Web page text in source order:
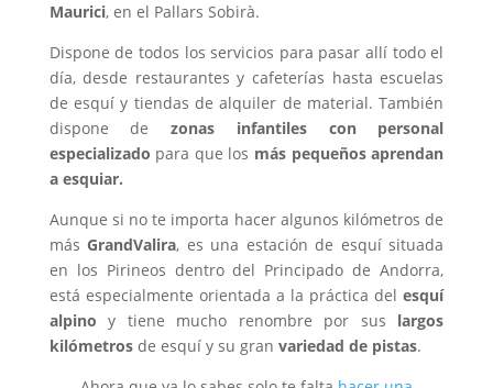
Maurici, en el Pallars Sobirà.
Dispone de todos los servicios para pasar allí todo el
día, desde restaurantes y cafeterías hasta escuelas
de esquí y tiendas de alquiler de material. También
dispone dezonas infantiles con personal
especializado para que los más pequeños aprendan
a esquiar.
Aunque si no te importa hacer algunos kilómetros de
másGrandValira, es una estación de esquí situada
en los Pirineos dentro del Principado de Andorra,
está especialmente orientada a la práctica delesquí
alpino y tiene mucho renombre por sus largos
kilómetrosde esquí y su gran variedad de pistas.